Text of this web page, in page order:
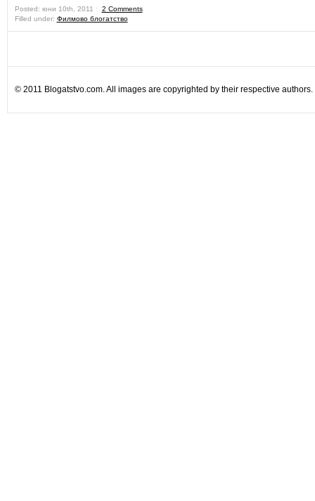
Posted: юни 10th, 2011 ˑ 2 Comments
Filled under: Филмово блогатство
© 2011 Blogatstvo.com. All images are copyrighted by their respective authors.